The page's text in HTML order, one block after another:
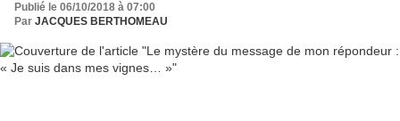
Publié le 06/10/2018 à 07:00
Par JACQUES BERTHOMEAU